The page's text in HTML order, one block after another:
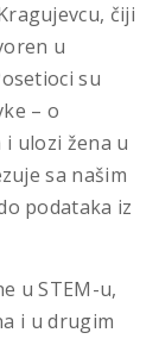
čiji
u
su
– o
ulozi žena u
sa našim
podataka iz
u STEM-u,
i u drugim